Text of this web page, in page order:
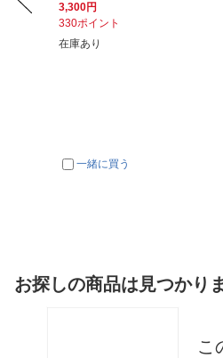
3,300円
330ポイント
在庫あり
一緒に買う
お探しの商品は見つかり
こ